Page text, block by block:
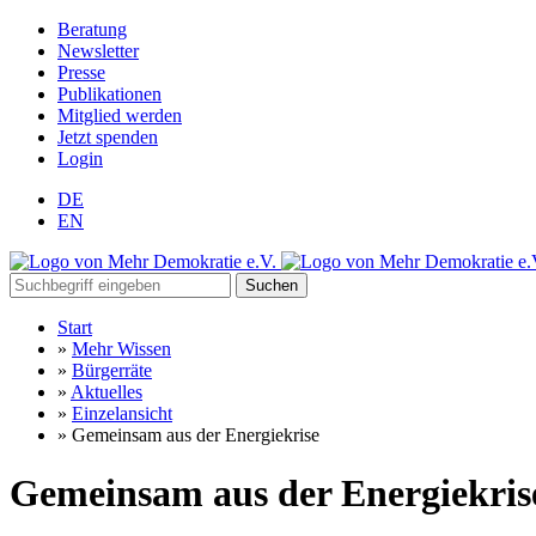
Beratung
Newsletter
Presse
Publikationen
Mitglied werden
Jetzt spenden
Login
DE
EN
Suchen
Start
» Mehr Wissen
» Bürgerräte
» Aktuelles
» Einzelansicht
» Gemeinsam aus der Energiekrise
Gemeinsam aus der